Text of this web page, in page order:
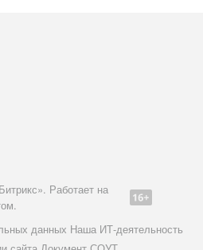
Работает на
данных Наша ИТ-деятельность